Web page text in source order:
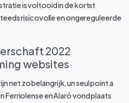
is voltooid in de kortst
risicovolle en ongereguleerde
2022
websites
net zo belangrijk, un seul point a
Ferriolense en Alaró vond plaats